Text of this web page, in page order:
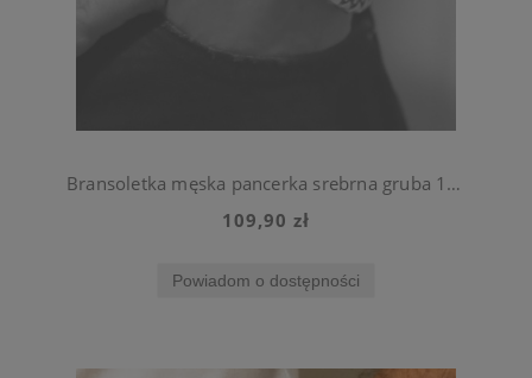
Bransoletka męska pancerka srebrna gruba 11 mm
109,90 zł
Powiadom o dostępności